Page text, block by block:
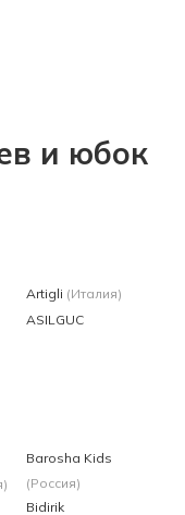
и юбок
Artigli (Италия)
ASILGUC
Barosha Kids
(Россия)
Bidirik